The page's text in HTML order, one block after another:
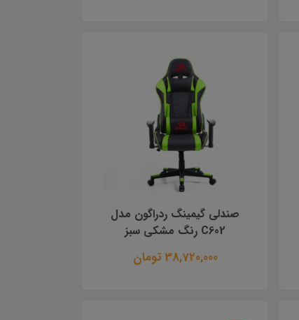
صندلی گیمینگ ردراگون مدل
C602 رنگ مشکی سبز
38,720,000 تومان